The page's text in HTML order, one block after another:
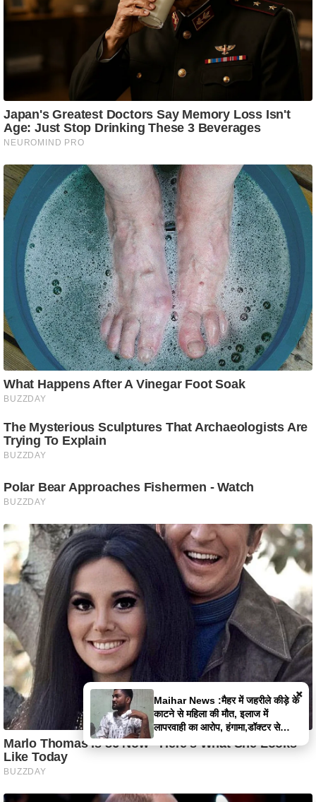
×
Maihar News :मैहर में जहरीले कीड़े के
काटने से महिला की मौत, इलाज में
लापरवाही का आरोप, हंगामा,डॉक्टर से